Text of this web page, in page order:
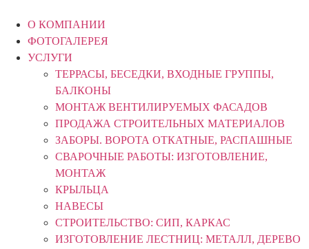
содержимому
О КОМПАНИИ
ФОТОГАЛЕРЕЯ
УСЛУГИ
ТЕРРАСЫ, БЕСЕДКИ, ВХОДНЫЕ ГРУППЫ,
БАЛКОНЫ
МОНТАЖ ВЕНТИЛИРУЕМЫХ ФАСАДОВ
ПРОДАЖА СТРОИТЕЛЬНЫХ МАТЕРИАЛОВ
ЗАБОРЫ. ВОРОТА ОТКАТНЫЕ, РАСПАШНЫЕ
СВАРОЧНЫЕ РАБОТЫ: ИЗГОТОВЛЕНИЕ,
МОНТАЖ
КРЫЛЬЦА
НАВЕСЫ
СТРОИТЕЛЬСТВО: СИП, КАРКАС
ИЗГОТОВЛЕНИЕ ЛЕСТНИЦ: МЕТАЛЛ, ДЕРЕВО